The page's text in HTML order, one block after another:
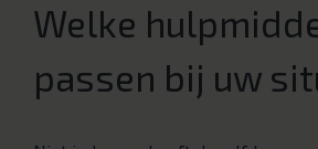
Welke
passen bij uw